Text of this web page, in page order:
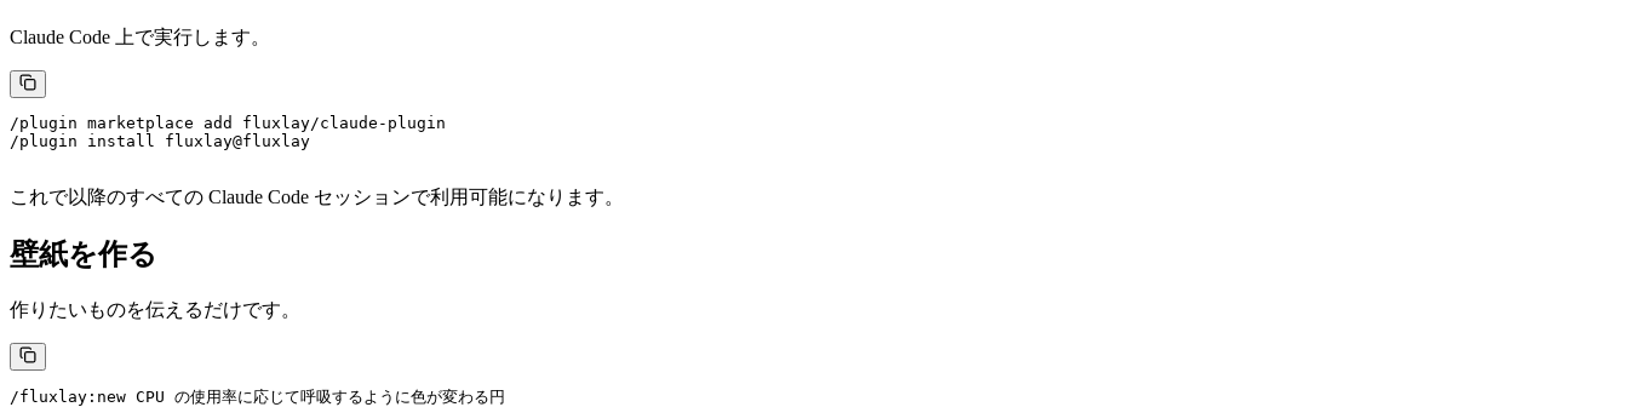
Claude Code 上で実行します。
/plugin marketplace add fluxlay/claude-plugin
/plugin install fluxlay@fluxlay
これで以降のすべての Claude Code セッションで利用可能になります。
壁紙を作る
作りたいものを伝えるだけです。
/fluxlay:new CPU の使用率に応じて呼吸するように色が変わる円